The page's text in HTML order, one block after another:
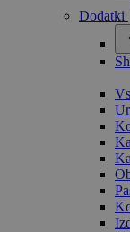
Dodatki